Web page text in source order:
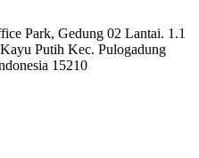
Park, Gedung 02 Lantai. 1.1
Putih Kec. Pulogadung
15210